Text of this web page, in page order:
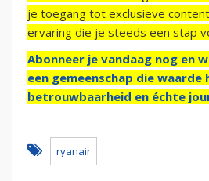
je toegang tot exclusieve
ervaring die je steeds een stap
Abonneer je vandaag nog en
een gemeenschap die
betrouwbaarheid en échte
ryanair